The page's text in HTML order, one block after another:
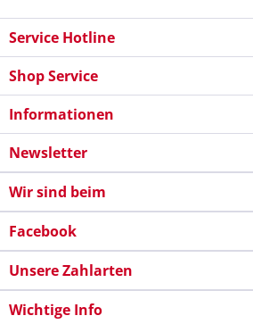
Service Hotline
Shop Service
Informationen
Newsletter
Wir sind beim
Facebook
Unsere Zahlarten
Wichtige Info